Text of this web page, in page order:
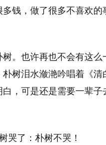
钱，做了很多不喜欢
。也许再也不会有这
树泪水潋滟吟唱着《
，可是还是需要一辈